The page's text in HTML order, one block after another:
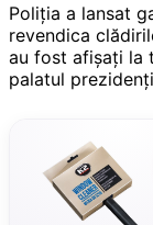
Poliția a lansat
revendica
au fost afișați la
palatul